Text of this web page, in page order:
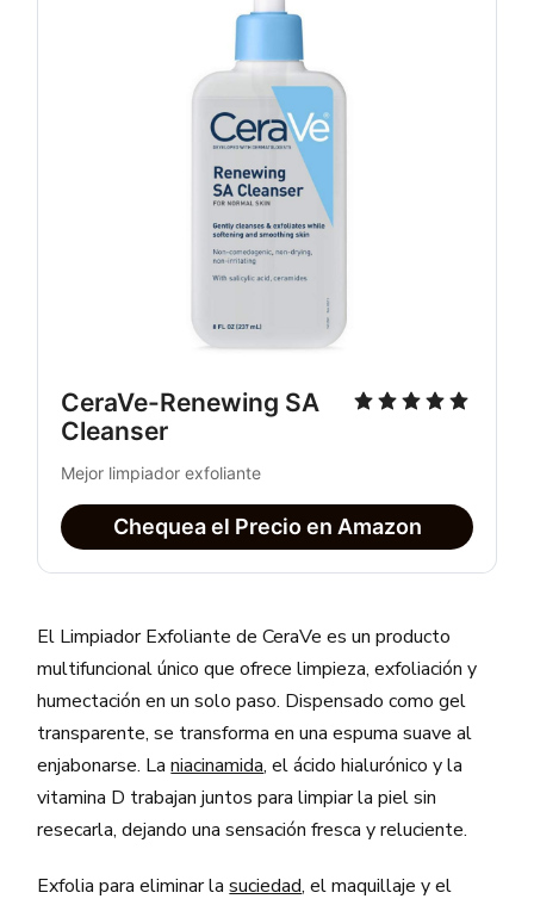
CeraVe-Renewing SA
Cleanser
Mejor limpiador exfoliante
Chequea el Precio en Amazon
El Limpiador Exfoliante de CeraVe es un producto
multifuncional único que ofrece limpieza, exfoliación y
humectación en un solo paso. Dispensado como gel
transparente, se transforma en una espuma suave al
enjabonarse. Laniacinamida, el ácido hialurónico y la
vitamina D trabajan juntos para limpiar la piel sin
resecarla, dejando una sensación fresca y reluciente.
Exfolia para eliminar lasuciedad, el maquillaje y el